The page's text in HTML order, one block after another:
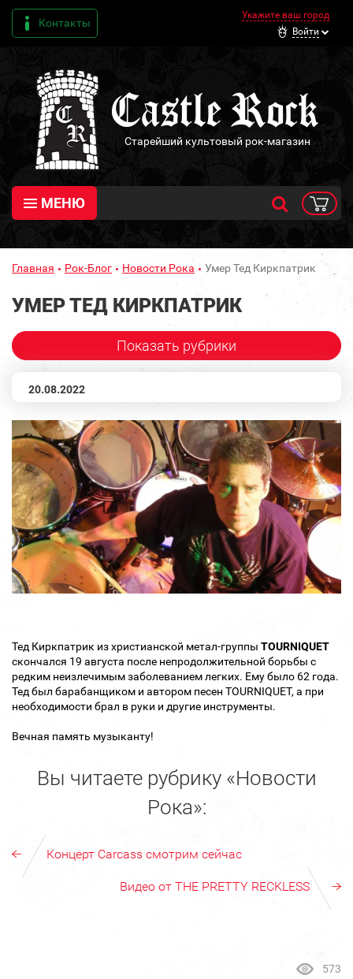
Контакты
Укажите ваш город
Войти
Старейший культовый рок-магазин
МЕНЮ
Главная Рок-Блог Новости Рока Умер Тед Киркпатрик
УМЕР ТЕД КИРКПАТРИК
Показать рубрики
20.08.2022
Тед Киркпатрик из христианской метал-группы TOURNIQUET
скончался 19 августа после непродолжительной борьбы с
редким неизлечимым заболеванием легких. Ему было 62 года.
Тед был барабанщиком и автором песен TOURNIQUET, а при
необходимости брал в руки и другие инструменты.
Вечная память музыканту!
Вы читаете рубрику «Новости
Рока»:
Концерт Carcass смотрим сейчас
Видео от THE PRETTY RECKLESS
573